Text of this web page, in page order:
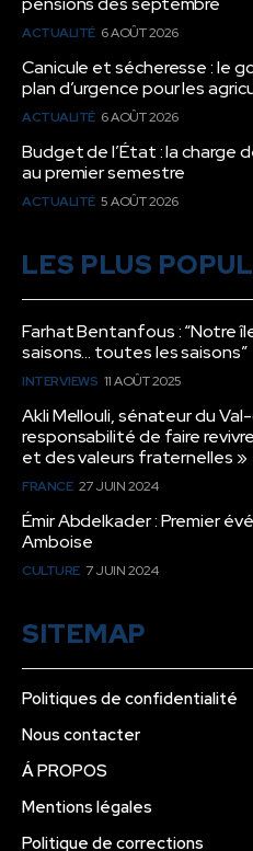
ACTUALITÉ 6 AOÛT 2026
Canicule et sécheresse : le
plan d’urgence pour les
ACTUALITÉ 6 AOÛT 2026
Budget de l’État : la charge
au premier semestre
ACTUALITÉ 5 AOÛT 2026
LES PLUS
Farhat Bentanfous : “Notre
saisons… toutes les saisons”
INTERVIEWS 11 AOÛT 2025
Akli Mellouli, sénateur du
responsabilité de faire
et des valeurs fraternelles »
FRANCE 27 JUIN 2024
Émir Abdelkader : Premier
Amboise
CULTURE 7 JUIN 2024
SITEMAP
Politiques de confidentialité
Nous contacter
Á PROPOS
Mentions légales
Politique de corrections